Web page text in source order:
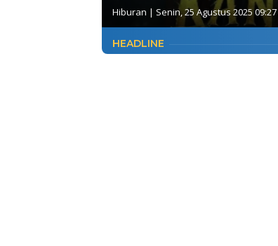
Hiburan | Senin, 25 Agustus 2025 09:27
HEADLINE